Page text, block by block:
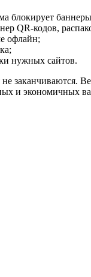
блокирует
QR-кодов,
офлайн;
нужных сайтов.
заканчиваются.
и экономичных